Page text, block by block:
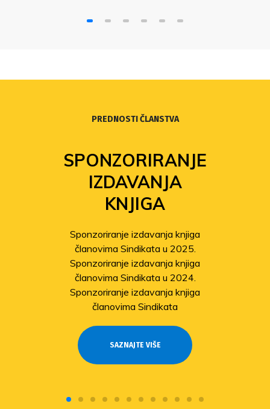
PREDNOSTI ČLANSTVA
SPONZORIRANJE
IZDAVANJA
KNJIGA
Sponzoriranje izdavanja knjiga
članovima Sindikata u 2025.
Sponzoriranje izdavanja knjiga
članovima Sindikata u 2024.
Sponzoriranje izdavanja knjiga
članovima Sindikata
SAZNAJTE VIŠE